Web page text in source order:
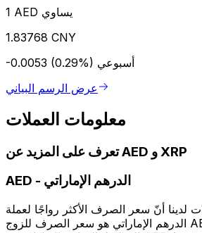
1 AED يساوي
1.83768 CNY
-0.0053 (0.29%) أسبوعي
عرض الرسم البياني
معلومات العملات
تعرف على المزيد عن AED و XRP
AED - الدرهم الإماراتي
لدينا أنّ سعر الصرف الأكثر رواجًا لعملة
الدرهم الإماراتي هو سعر الصرف للزوج AED إلى USD. رمز